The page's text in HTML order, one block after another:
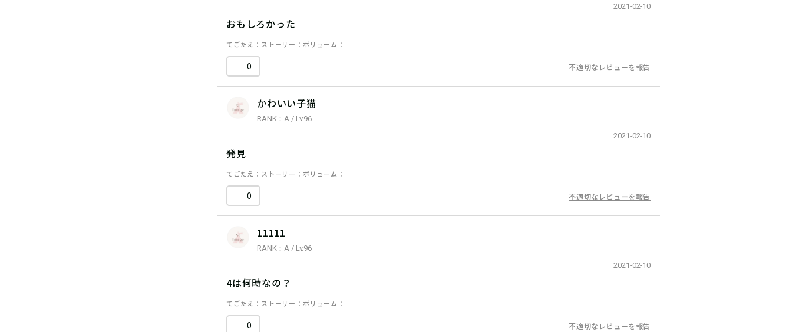
2021-02-10
おもしろかった
てごたえ ストーリー ボリューム
0 不適切なレビューを報告
かわいい子猫
RANK：A / Lv.96
2021-02-10
発見
てごたえ ストーリー ボリューム
0 不適切なレビューを報告
11111
RANK：A / Lv.96
2021-02-10
4は何時なの？
てごたえ ストーリー ボリューム
0 不適切なレビューを報告